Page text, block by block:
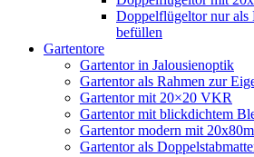
Doppelflügeltor nur als
befüllen
Gartentore
Gartentor in Jalousienoptik
Gartentor als Rahmen zur
Gartentor mit 20×20 VKR
Gartentor mit blickdichtem
Gartentor modern mit
Gartentor als